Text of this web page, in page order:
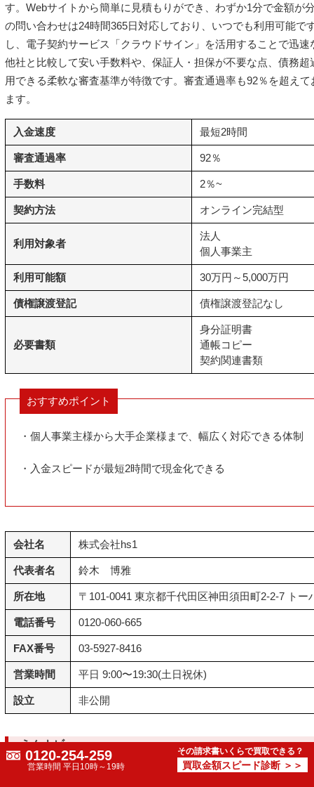
す。Webサイトから簡単に見積もりができ、わずか1分で金額が
の問い合わせは24時間365日対応しており、いつでも利用可能で
し、電子契約サービス「クラウドサイン」を活用することで迅
他社と比較して安い手数料や、保証人・担保が不要な点、債務
用できる柔軟な審査基準が特徴です。審査通過率も92％を超え
ます。
入金速度 最短2時間
審査通過率 92％
手数料 2％~
契約方法 オンライン完結型
利用対象者
法人
個人事業主
利用可能額 30万円～5,000万円
債権譲渡登記 債権譲渡登記なし
必要書類
身分証明書
通帳コピー
契約関連書類
おすすめポイント
・個人事業主様から大手企業様まで、幅広く対応できる体制
・入金スピードが最短2時間で現金化できる
会社名 株式会社hs1
代表者名 鈴木 博雅
所在地 〒101-0041 東京都千代田区神田須田町2-2-7 トー
電話番号 0120-060-665
FAX番号 03-5927-8416
営業時間 平日 9:00〜19:30(土日祝休)
設立 非公開
えんナビ
0120-254-259
営業時間 平日10時～19時
その請求書いくらで買取できる？
買取金額スピード診断 ＞＞